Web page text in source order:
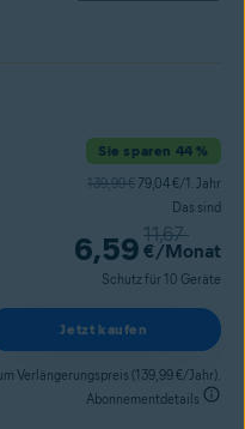
Sie sparen 44 %
139,99 € 79,04 €/1. Jahr
Das sind
6,59 11,67
€/Monat
Schutz für 10 Geräte
Jetzt kaufen
Verlängerungspreis (139,99 €/Jahr).
Abonnementdetails